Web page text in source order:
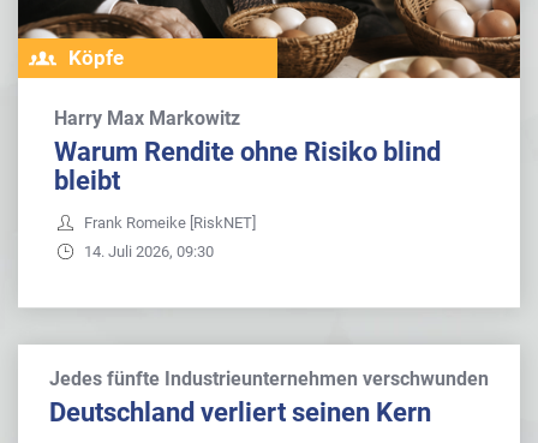
Köpfe
Harry Max Markowitz
Warum Rendite ohne Risiko blind
bleibt
Frank Romeike [RiskNET]
14. Juli 2026, 09:30
Jedes fünfte Industrieunternehmen verschwunden
Deutschland verliert seinen Kern